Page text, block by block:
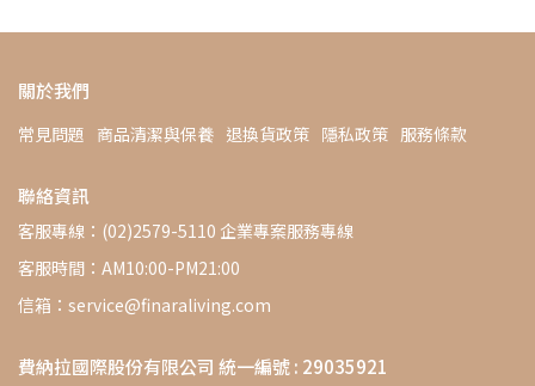
關於我們
常見問題 商品清潔與保養 退換貨政策 隱私政策 服務條款
聯絡資訊
客服專線：(02)2579-5110 企業專案服務專線
客服時間：AM10:00-PM21:00
信箱：service@finaraliving.com
費納拉國際股份有限公司 統一編號 : 29035921